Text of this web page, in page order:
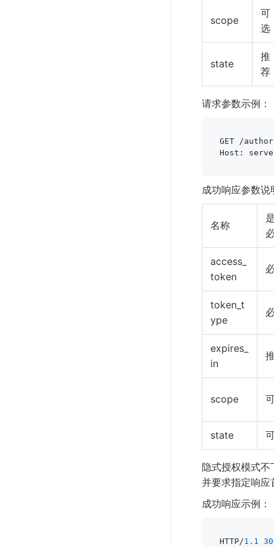
scope
可
选
state
推
荐
请求参数示例：
GET /
Host:
成功响应参数说
名称
access_
token
token_t
ype
expires_
in
scope
state
隐式授权模式
并要求指定响
成功响应示例：
HTTP/1.1